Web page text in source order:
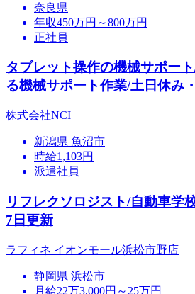
奈良県
年収450万円～800万円
正社員
タブレット操作の機械サポー
る機械サポート作業/土日休み
株式会社NCI
新潟県 魚沼市
時給1,103円
派遣社員
リフレクソロジスト/自動車学
7日更新
ラフィネ イオンモール浜松市野店
静岡県 浜松市
月給22万3,000円～25万円